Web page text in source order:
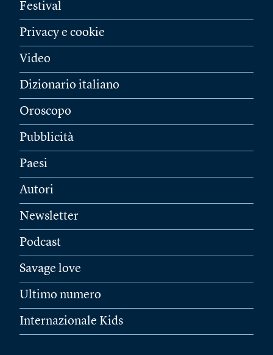
Festival
Privacy e cookie
Video
Dizionario italiano
Oroscopo
Pubblicità
Paesi
Autori
Newsletter
Podcast
Savage love
Ultimo numero
Internazionale Kids